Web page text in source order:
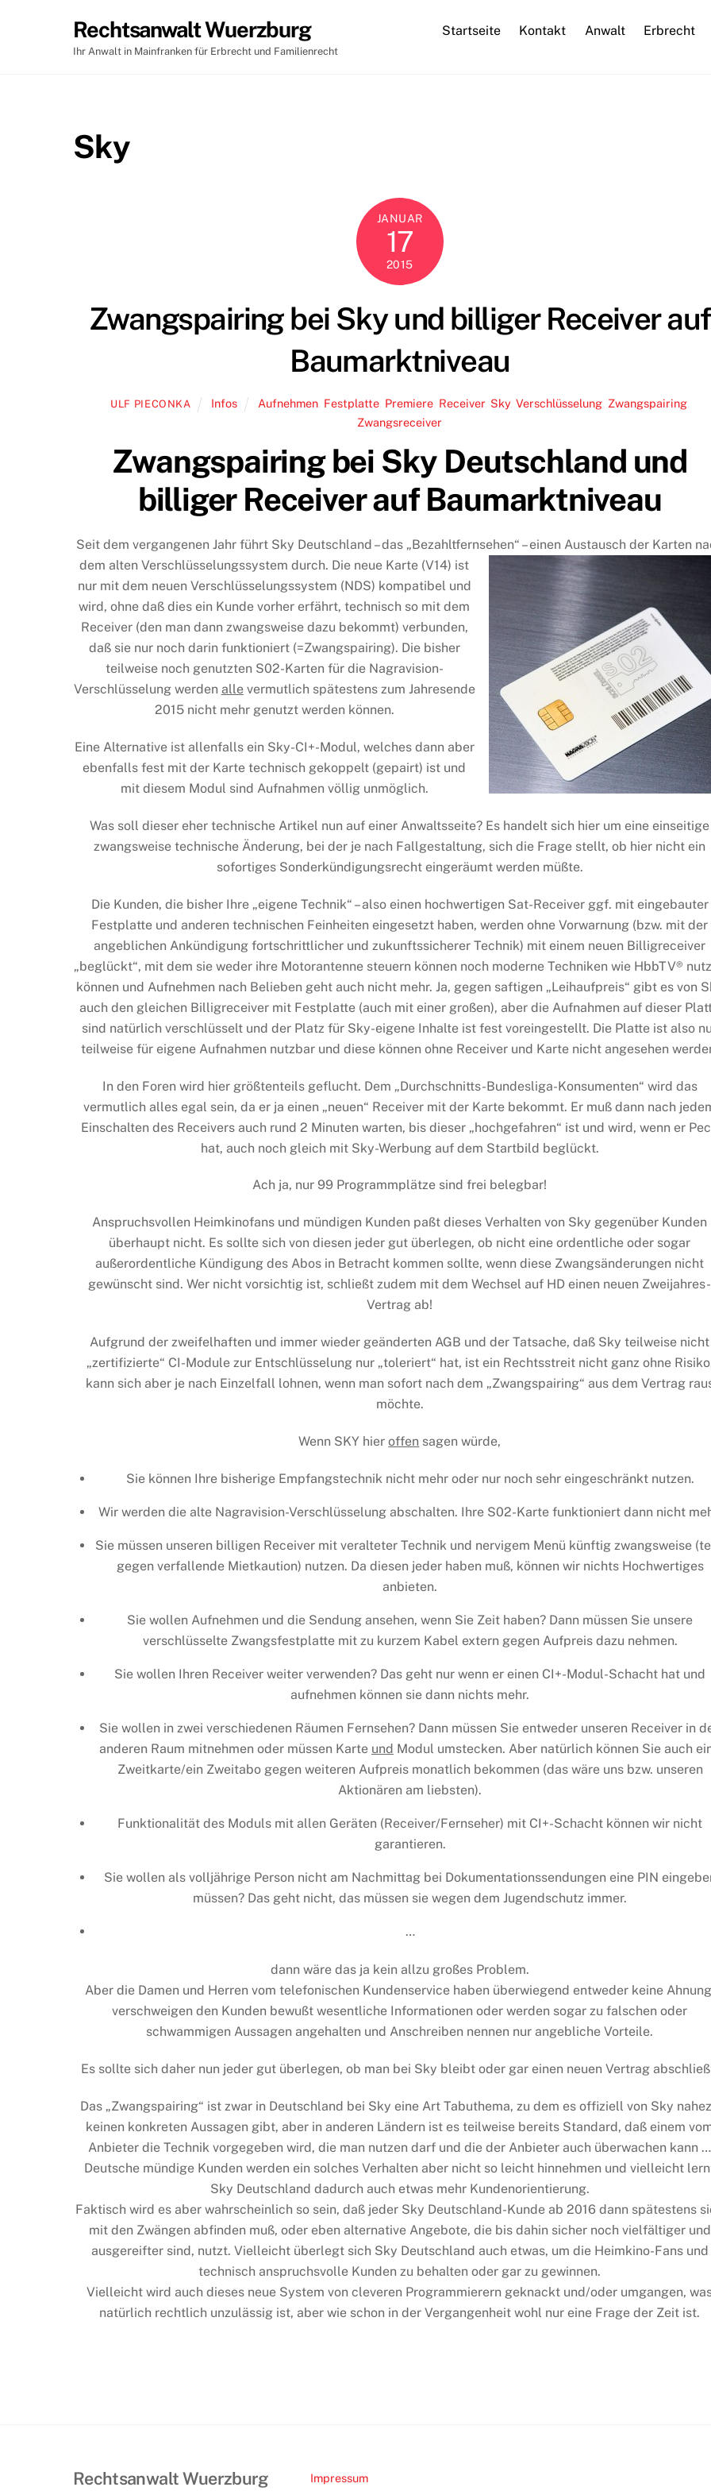
Rechtsanwalt Wuerzburg
Ihr Anwalt in Mainfranken für Erbrecht und Familienrecht
Startseite Kontakt Anwalt Erbrecht
Sky
JANUAR
17
2015
Zwangspairing bei Sky und billiger Receiver auf
Baumarktniveau
ULF PIECONKA Infos Aufnehmen, Festplatte, Premiere, Receiver, Sky, Verschlüsselung, Zwangspairing,
Zwangsreceiver
Zwangspairing bei Sky Deutschland und
billiger Receiver auf Baumarktniveau
Seit dem vergangenen Jahr führt Sky Deutschland – das „Bezahltfernsehen“ – einen Austausch der Karten
dem alten Verschlüsselungssystem durch. Die neue Karte (V14) ist
nur mit dem neuen Verschlüsselungssystem (NDS) kompatibel und
wird, ohne daß dies ein Kunde vorher erfährt, technisch so mit dem
Receiver (den man dann zwangsweise dazu bekommt) verbunden,
daß sie nur noch darin funktioniert (=Zwangspairing). Die bisher
teilweise noch genutzten S02-Karten für die Nagravision-
Verschlüsselung werden allevermutlich spätestens zum Jahresende
2015 nicht mehr genutzt werden können.
Eine Alternative ist allenfalls ein Sky-CI+-Modul, welches dann aber
ebenfalls fest mit der Karte technisch gekoppelt (gepairt) ist und
mit diesem Modul sind Aufnahmen völlig unmöglich.
Was soll dieser eher technische Artikel nun auf einer Anwaltsseite? Es handelt sich hier um eine einseitige
zwangsweise technische Änderung, bei der je nach Fallgestaltung, sich die Frage stellt, ob hier nicht ein
sofortiges Sonderkündigungsrecht eingeräumt werden müßte.
Die Kunden, die bisher Ihre „eigene Technik“ – also einen hochwertigen Sat-Receiver ggf. mit eingebauter
Festplatte und anderen technischen Feinheiten eingesetzt haben, werden ohne Vorwarnung (bzw. mit der
angeblichen Ankündigung fortschrittlicher und zukunftssicherer Technik) mit einem neuen Billigreceiver
„beglückt“, mit dem sie weder ihre Motorantenne steuern können noch moderne Techniken wie HbbTV®
können und Aufnehmen nach Belieben geht auch nicht mehr. Ja, gegen saftigen „Leihaufpreis“ gibt es von
auch den gleichen Billigreceiver mit Festplatte (auch mit einer großen), aber die Aufnahmen auf dieser
sind natürlich verschlüsselt und der Platz für Sky-eigene Inhalte ist fest voreingestellt. Die Platte ist also
teilweise für eigene Aufnahmen nutzbar und diese können ohne Receiver und Karte nicht angesehen
In den Foren wird hier größtenteils geflucht. Dem „Durchschnitts-Bundesliga-Konsumenten“ wird das
vermutlich alles egal sein, da er ja einen „neuen“ Receiver mit der Karte bekommt. Er muß dann nach
Einschalten des Receivers auch rund 2 Minuten warten, bis dieser „hochgefahren“ ist und wird, wenn er
hat, auch noch gleich mit Sky-Werbung auf dem Startbild beglückt.
Ach ja, nur 99 Programmplätze sind frei belegbar!
Anspruchsvollen Heimkinofans und mündigen Kunden paßt dieses Verhalten von Sky gegenüber Kunden
überhaupt nicht. Es sollte sich von diesen jeder gut überlegen, ob nicht eine ordentliche oder sogar
außerordentliche Kündigung des Abos in Betracht kommen sollte, wenn diese Zwangsänderungen nicht
gewünscht sind. Wer nicht vorsichtig ist, schließt zudem mit dem Wechsel auf HD einen neuen Zweijahres-
Vertrag ab!
Aufgrund der zweifelhaften und immer wieder geänderten AGB und der Tatsache, daß Sky teilweise nicht
„zertifizierte“ CI-Module zur Entschlüsselung nur „toleriert“ hat, ist ein Rechtsstreit nicht ganz ohne
kann sich aber je nach Einzelfall lohnen, wenn man sofort nach dem „Zwangspairing“ aus dem Vertrag
möchte.
Wenn SKY hieroffen sagen würde,
Sie können Ihre bisherige Empfangstechnik nicht mehr oder nur noch sehr eingeschränkt nutzen.
Wir werden die alte Nagravision-Verschlüsselung abschalten. Ihre S02-Karte funktioniert dann nicht
Sie müssen unseren billigen Receiver mit veralteter Technik und nervigem Menü künftig zwangsweise
gegen verfallende Mietkaution) nutzen. Da diesen jeder haben muß, können wir nichts Hochwertiges
anbieten.
Sie wollen Aufnehmen und die Sendung ansehen, wenn Sie Zeit haben? Dann müssen Sie unsere
verschlüsselte Zwangsfestplatte mit zu kurzem Kabel extern gegen Aufpreis dazu nehmen.
Sie wollen Ihren Receiver weiter verwenden? Das geht nur wenn er einen CI+-Modul-Schacht hat und
aufnehmen können sie dann nichts mehr.
Sie wollen in zwei verschiedenen Räumen Fernsehen? Dann müssen Sie entweder unseren Receiver in
anderen Raum mitnehmen oder müssen Karte und Modul umstecken. Aber natürlich können Sie auch
Zweitkarte/ein Zweitabo gegen weiteren Aufpreis monatlich bekommen (das wäre uns bzw. unseren
Aktionären am liebsten).
Funktionalität des Moduls mit allen Geräten (Receiver/Fernseher) mit CI+-Schacht können wir nicht
garantieren.
Sie wollen als volljährige Person nicht am Nachmittag bei Dokumentationssendungen eine PIN
müssen? Das geht nicht, das müssen sie wegen dem Jugendschutz immer.
…
dann wäre das ja kein allzu großes Problem.
Aber die Damen und Herren vom telefonischen Kundenservice haben überwiegend entweder keine
verschweigen den Kunden bewußt wesentliche Informationen oder werden sogar zu falschen oder
schwammigen Aussagen angehalten und Anschreiben nennen nur angebliche Vorteile.
Es sollte sich daher nun jeder gut überlegen, ob man bei Sky bleibt oder gar einen neuen Vertrag
Das „Zwangspairing“ ist zwar in Deutschland bei Sky eine Art Tabuthema, zu dem es offiziell von Sky
keinen konkreten Aussagen gibt, aber in anderen Ländern ist es teilweise bereits Standard, daß einem
Anbieter die Technik vorgegeben wird, die man nutzen darf und die der Anbieter auch überwachen kann …
Deutsche mündige Kunden werden ein solches Verhalten aber nicht so leicht hinnehmen und vielleicht
Sky Deutschland dadurch auch etwas mehr Kundenorientierung.
Faktisch wird es aber wahrscheinlich so sein, daß jeder Sky Deutschland-Kunde ab 2016 dann spätestens
mit den Zwängen abfinden muß, oder eben alternative Angebote, die bis dahin sicher noch vielfältiger und
ausgereifter sind, nutzt. Vielleicht überlegt sich Sky Deutschland auch etwas, um die Heimkino-Fans und
technisch anspruchsvolle Kunden zu behalten oder gar zu gewinnen.
Vielleicht wird auch dieses neue System von cleveren Programmierern geknackt und/oder umgangen,
natürlich rechtlich unzulässig ist, aber wie schon in der Vergangenheit wohl nur eine Frage der Zeit ist.
Rechtsanwalt Wuerzburg Impressum